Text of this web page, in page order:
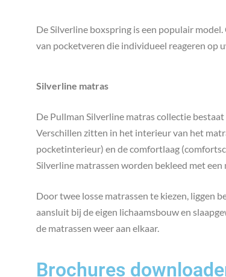
De Silverline boxspring is een populair
van pocketveren die individueel reageren op
Silverline matras
De Pullman Silverline matras collectie
Verschillen zitten in het interieur van het
pocketinterieur) en de comfortlaag
Silverline matrassen worden bekleed met een
Door twee losse matrassen te kiezen, liggen
aansluit bij de eigen lichaamsbouw en
de matrassen weer aan elkaar.
Brochures